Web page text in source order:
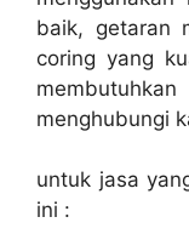
baik, getaran
coring yang
menghubungi
untuk jasa
ini :